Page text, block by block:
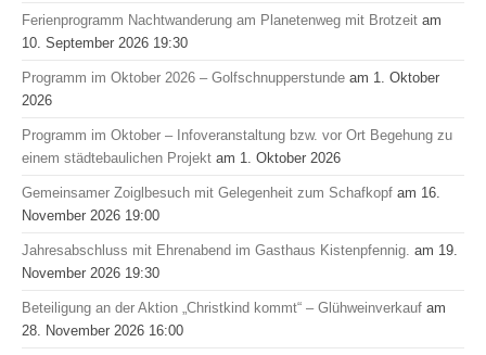
Ferienprogramm Nachtwanderung am Planetenweg mit Brotzeit am
10. September 2026 19:30
Programm im Oktober 2026 – Golfschnupperstunde am 1. Oktober
2026
Programm im Oktober – Infoveranstaltung bzw. vor Ort Begehung zu
einem städtebaulichen Projekt am 1. Oktober 2026
Gemeinsamer Zoiglbesuch mit Gelegenheit zum Schafkopf am 16.
November 2026 19:00
Jahresabschluss mit Ehrenabend im Gasthaus Kistenpfennig. am 19.
November 2026 19:30
Beteiligung an der Aktion „Christkind kommt“ – Glühweinverkauf am
28. November 2026 16:00